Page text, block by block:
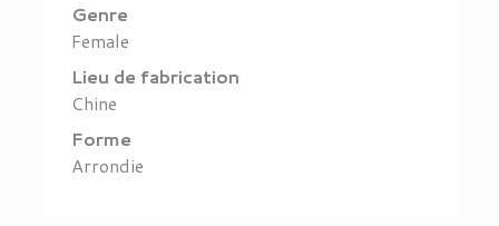
Genre
Female
Lieu de fabrication
Chine
Forme
Arrondie